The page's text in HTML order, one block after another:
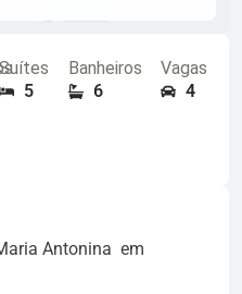
Suítes
5
Banheiros
6
Vagas
4
Antonina em